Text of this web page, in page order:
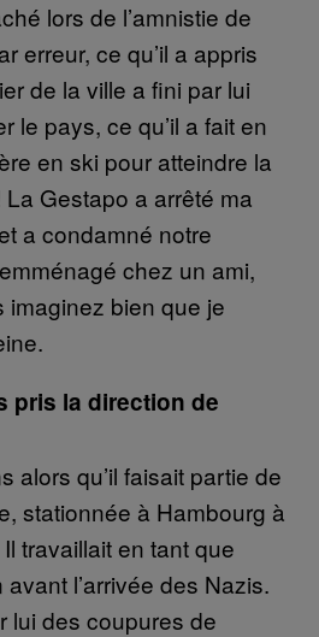
lors de l’amnistie de
erreur, ce qu’il a appris
de la ville a fini par lui
le pays, ce qu’il a fait en
en ski pour atteindre la
Gestapo a arrêté ma
a condamné notre
chez un ami,
imaginez bien que je
pris la direction de
alors qu’il faisait partie de
stationnée à Hambourg à
travaillait en tant que
l’arrivée des Nazis.
lui des coupures de